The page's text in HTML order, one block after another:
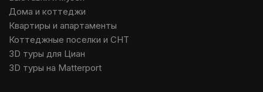
Дома и коттеджи
Квартиры и апартаменты
Коттеджные поселки и СНТ
3D туры для Циан
3D туры на Matterport